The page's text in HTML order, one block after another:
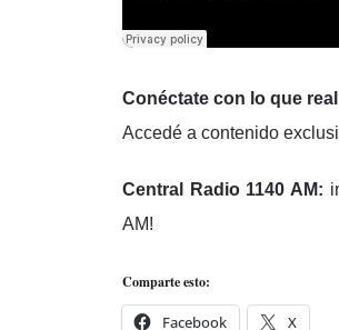
Conéctate con lo que
Accedé a contenido
Central Radio 1140 AM:
AM!
Comparte esto:
Facebook X